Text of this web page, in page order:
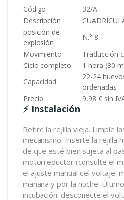
Código
32/A
Descripción
posición de
explosión
N.° 8
Movimiento
Traducción
Ciclo completo
1 hora (30
Capacidad
22-24
ordenadas
Precio
9,98 € sin
⚡ Instalación
Retire la rejilla vieja. Limpie
mecanismo. Inserte la rejilla
de que esté bien sujeta al
motorreductor (consulte el
el ajuste manual del voltaje:
mañana y por la noche.
incubación: desconecte el